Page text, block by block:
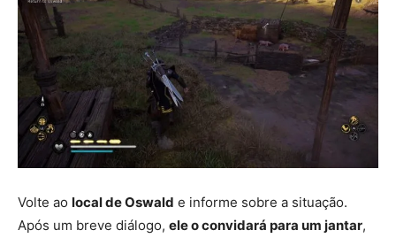
Volte ao local de Oswald e informe sobre a situação.
Após um breve diálogo, ele o convidará para um jantar,